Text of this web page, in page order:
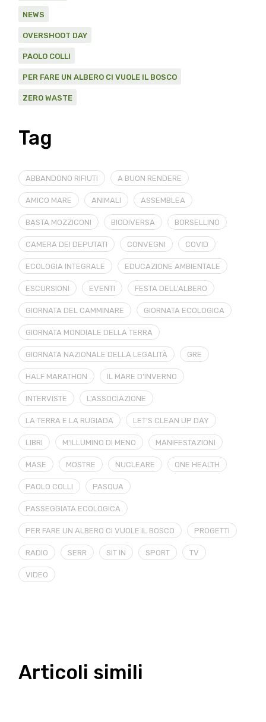
NEWS
OVERSHOOT DAY
PAOLO COLLI
PER FARE UN ALBERO CI VUOLE IL BOSCO
ZERO WASTE
Tag
ABBANDONO RIFIUTI A BUON RENDERE
AMICO MARE ANIMALI ASSEMBLEA
BASTA MOZZICONI BIODIVERSA BORSELLINO
CAMERA DEI DEPUTATI CONVEGNI COVID
ECOLOGIA INTEGRALE EDUCAZIONE AMBIENTALE
ESCURSIONI EVENTI FESTA DELL'ALBERO
GIORNATA DEL CAMMINARE GIORNATA ECOLOGICA
GIORNATA MONDIALE DELLA TERRA
GIORNATA NAZIONALE DELLA LEGALITÀ GRE
HALF MARATHON IL MARE D'INVERNO
INTERVISTE L'ASSOCIAZIONE
LA TERRA E LA RUGIADA LET'S CLEAN UP DAY
LIBRI M'ILLUMINO DI MENO MANIFESTAZIONI
MASE MOSTRE NUCLEARE ONE HEALTH
PAOLO COLLI PASQUA
PASSEGGIATA ECOLOGICA
PER FARE UN ALBERO CI VUOLE IL BOSCO PROGETTI
RADIO SERR SIT IN SPORT TV
VIDEO
Articoli simili